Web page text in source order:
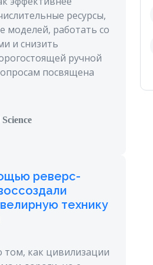
ресурсы,
моделей, работать со
и снизить
ручной
посвящена
реверс-
технику
как цивилизации